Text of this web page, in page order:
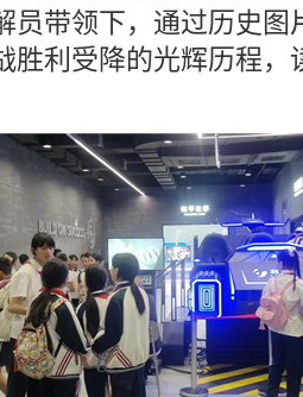
员带领下，通过历史图
胜利受降的光辉历程，